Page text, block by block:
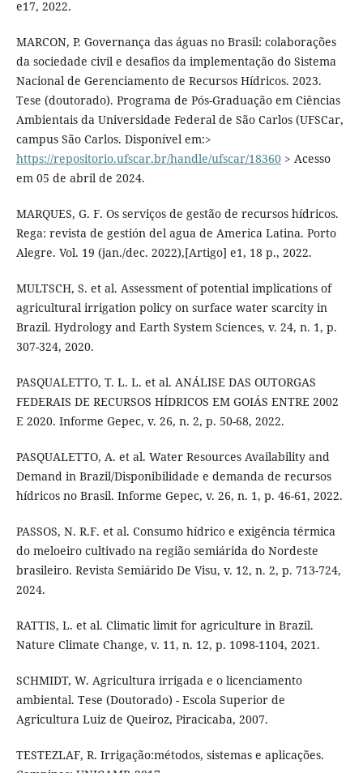
e17, 2022.
MARCON, P. Governança das águas no Brasil: colaborações
da sociedade civil e desafios da implementação do Sistema
Nacional de Gerenciamento de Recursos Hídricos. 2023.
Tese (doutorado). Programa de Pós-Graduação em Ciências
Ambientais da Universidade Federal de São Carlos (UFSCar,
campus São Carlos. Disponível em:>
https://repositorio.ufscar.br/handle/ufscar/18360> Acesso
em 05 de abril de 2024.
MARQUES, G. F. Os serviços de gestão de recursos hídricos.
Rega: revista de gestión del agua de America Latina. Porto
Alegre. Vol. 19 (jan./dec. 2022),[Artigo] e1, 18 p., 2022.
MULTSCH, S. et al. Assessment of potential implications of
agricultural irrigation policy on surface water scarcity in
Brazil. Hydrology and Earth System Sciences, v. 24, n. 1, p.
307-324, 2020.
PASQUALETTO, T. L. L. et al. ANÁLISE DAS OUTORGAS
FEDERAIS DE RECURSOS HÍDRICOS EM GOIÁS ENTRE 2002
E 2020. Informe Gepec, v. 26, n. 2, p. 50-68, 2022.
PASQUALETTO, A. et al. Water Resources Availability and
Demand in Brazil/Disponibilidade e demanda de recursos
hídricos no Brasil. Informe Gepec, v. 26, n. 1, p. 46-61, 2022.
PASSOS, N. R.F. et al. Consumo hídrico e exigência térmica
do meloeiro cultivado na região semiárida do Nordeste
brasileiro. Revista Semiárido De Visu, v. 12, n. 2, p. 713-724,
2024.
RATTIS, L. et al. Climatic limit for agriculture in Brazil.
Nature Climate Change, v. 11, n. 12, p. 1098-1104, 2021.
SCHMIDT, W. Agricultura irrigada e o licenciamento
ambiental. Tese (Doutorado) - Escola Superior de
Agricultura Luiz de Queiroz, Piracicaba, 2007.
TESTEZLAF, R. Irrigação:métodos, sistemas e aplicações.